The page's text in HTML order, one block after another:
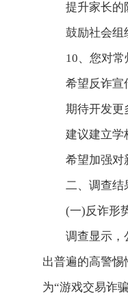
提升家长的
鼓励社会组
10、您对
希望反诈宣
期待开发更
建议建立学
希望加强对
二、调查结
(一)反诈形
调查显示，
出普遍的高警惕
为“游戏交易诈